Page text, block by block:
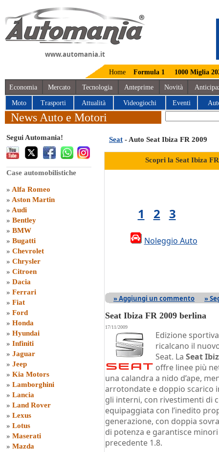
www.automania.it
Home Formula 1 1000 Miglia
Economia Mercato Tecnologia Anteprime Novità
Moto Trasporti Attualità Videogiochi Eventi
News Auto e Motori
Segui Automania!
Case automobilistiche
» Alfa Romeo
» Aston Martin
» Audi
» Bentley
» BMW
» Bugatti
» Chevrolet
» Chrysler
» Citroen
» Dacia
» Ferrari
» Fiat
» Ford
» Honda
» Hyundai
» Infiniti
» Jaguar
» Jeep
» Kia Motors
» Lamborghini
» Lancia
» Land Rover
» Lexus
» Lotus
» Maserati
» Mazda
Seat - Auto Seat Ibiza FR 2009
Scopri la Seat Ibiza
1 2 3
Noleggio Auto
» Aggiungi un commento »
Seat Ibiza FR 2009 berlina
17/11/2009
Edizione
ricalcano il
Seat. La Seat
offre linee più
una calandra a nido d’ape,
arrotondate e doppio scarico
gli interni, con rivestimenti di
equipaggiata con l’inedito
generazione, con doppia
di potenza e garantisce
precedente 1.8.